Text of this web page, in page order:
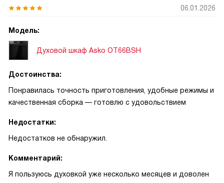
06.01.2026
Модель:
Духовой шкаф Asko OT66BSH
Достоинства:
Понравилась точность приготовления, удобные режимы и
качественная сборка — готовлю с удовольствием
Недостатки:
Недостатков не обнаружил.
Комментарий:
Я пользуюсь духовкой уже несколько месяцев и доволен